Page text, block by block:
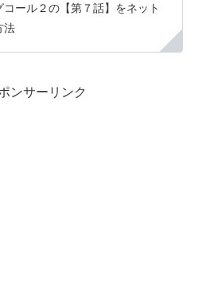
ール２の【第７話】をネット
法
ンサーリンク